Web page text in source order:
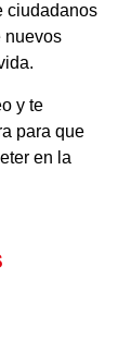
ciudadanos
nuevos
y te
para que
en la